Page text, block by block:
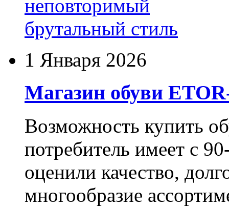
1 Января 2026
Магазин обуви
Возможность купить
потребитель имеет с
оценили качество,
многообразие